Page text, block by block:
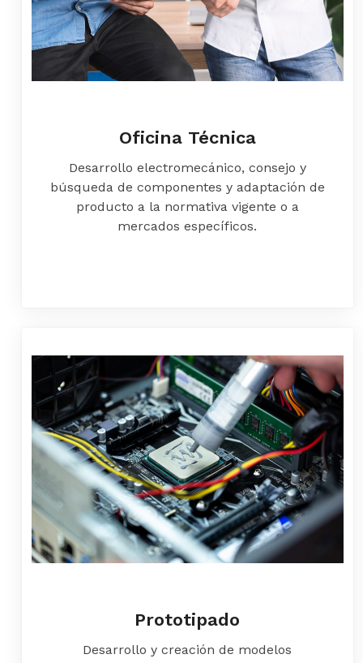
Oficina Técnica
Desarrollo electromecánico, consejo y
búsqueda de componentes y adaptación de
producto a la normativa vigente o a
mercados específicos.
Prototipado
Desarrollo y creación de modelos